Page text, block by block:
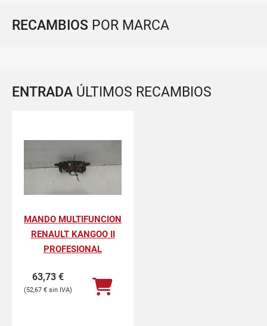
RECAMBIOS POR MARCA
ENTRADA ÚLTIMOS RECAMBIOS
MANDO MULTIFUNCION
RENAULT KANGOO II
PROFESIONAL
63,73 €
52,67 €